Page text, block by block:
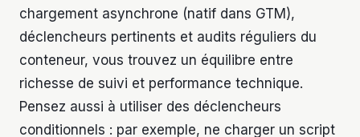
chargement asynchrone (natif dans GTM),
déclencheurs pertinents et audits réguliers du
conteneur, vous trouvez un équilibre entre
richesse de suivi et performance technique.
Pensez aussi à utiliser des déclencheurs
conditionnels : par exemple, ne charger un script